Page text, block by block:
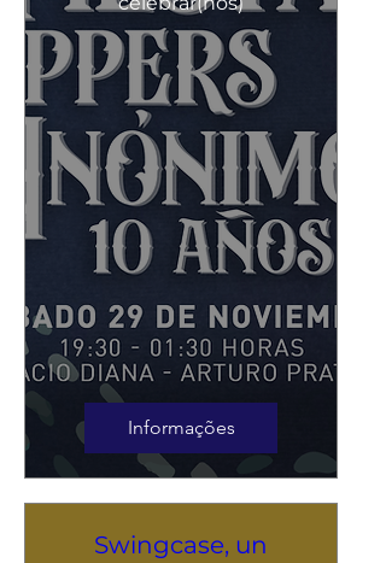
Informações
Swingcase, un